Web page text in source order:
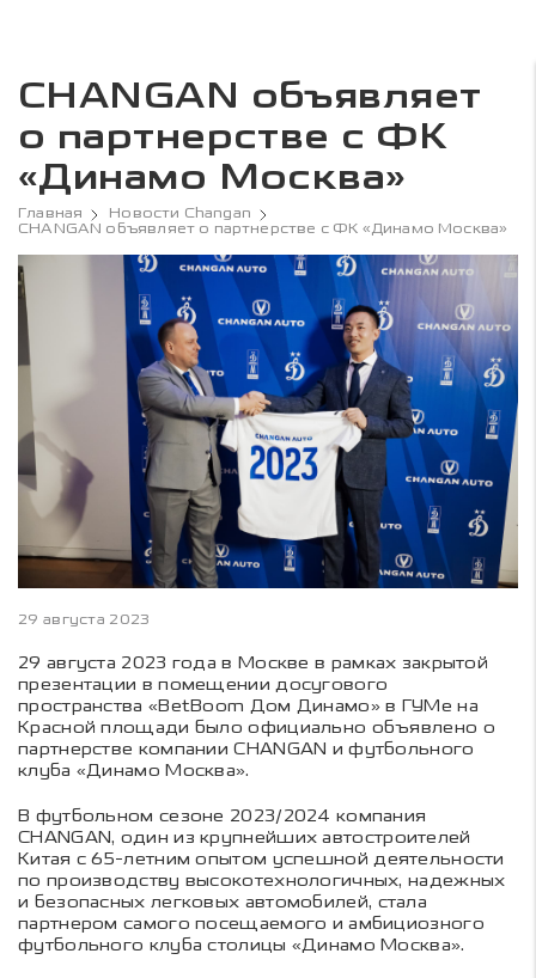
CHANGAN объявляет
о партнерстве с ФК
«Динамо Москва»
Главная
Новости Changan
CHANGAN объявляет о партнерстве с ФК «Динамо Москва»
29 августа 2023
29 августа 2023 года в Москве в рамках закрытой
презентации в помещении досугового
пространства «BetBoom Дом Динамо» в ГУМе на
Красной площади было официально объявлено о
партнерстве компании CHANGAN и футбольного
клуба «Динамо Москва».
В футбольном сезоне 2023/2024 компания
CHANGAN, один из крупнейших автостроителей
Китая с 65-летним опытом успешной деятельности
по производству высокотехнологичных, надежных
и безопасных легковых автомобилей, стала
партнером самого посещаемого и амбициозного
футбольного клуба столицы «Динамо Москва».